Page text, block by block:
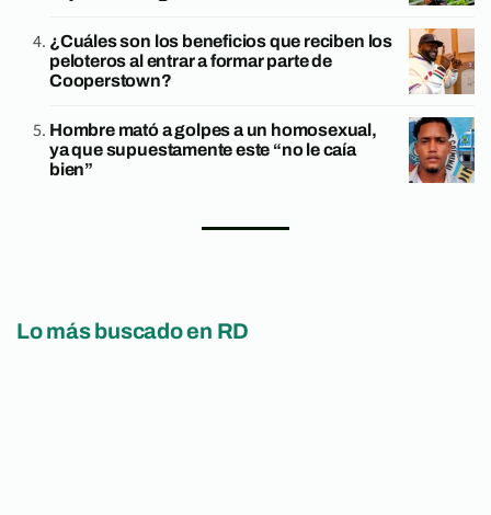
¿Cuáles son los beneficios que reciben los
peloteros al entrar a formar parte de
Cooperstown?
Hombre mató a golpes a un homosexual,
ya que supuestamente este “no le caía
bien”
Lo más buscado en RD